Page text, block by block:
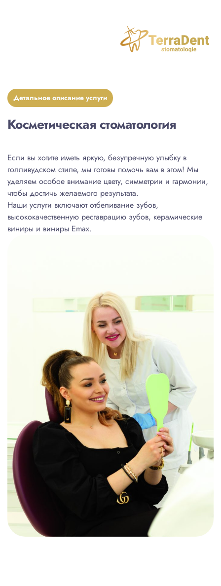
Детальное описание услуги
Косметическая стоматология
Если вы хотите иметь яркую, безупречную улыбку в
голливудском стиле, мы готовы помочь вам в этом! Мы
уделяем особое внимание цвету, симметрии и гармонии,
чтобы достичь желаемого результата.
Наши услуги включают отбеливание зубов,
высококачественную реставрацию зубов, керамические
виниры и виниры Emax.